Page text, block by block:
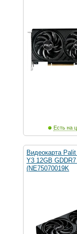
Есть на
Видеокарта
Y3 12GB
(NE75070019K